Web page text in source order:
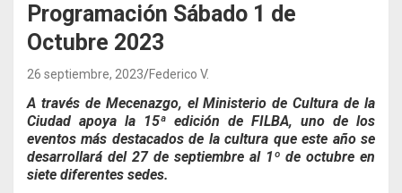
Programación Sábado 1 de
Octubre 2023
26 septiembre, 2023 Federico V.
A través de Mecenazgo, el Ministerio de Cultura de la
Ciudad apoya la 15ª edición de FILBA, uno de los
eventos más destacados de la cultura que este año se
desarrollará del 27 de septiembre al 1º de octubre en
siete diferentes sedes.